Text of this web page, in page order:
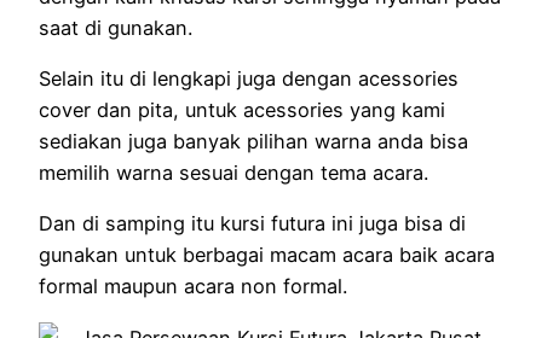
saat di gunakan.
Selain itu di lengkapi juga dengan acessories
cover dan pita, untuk acessories yang kami
sediakan juga banyak pilihan warna anda bisa
memilih warna sesuai dengan tema acara.
Dan di samping itu kursi futura ini juga bisa di
gunakan untuk berbagai macam acara baik acara
formal maupun acara non formal.